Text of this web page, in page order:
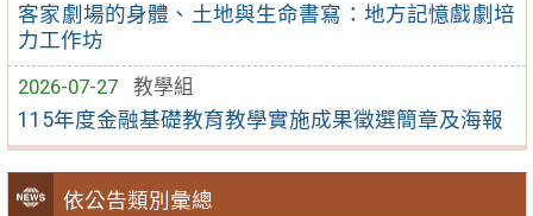
客家劇場的身體、土地與生命書寫：地方記憶戲劇培
力工作坊
2026-07-27
教學組
115年度金融基礎教育教學實施成果徵選簡章及海報
依公告類別彙總